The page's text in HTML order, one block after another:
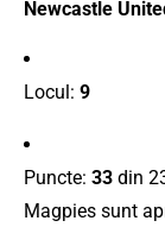
Newcastle
Locul: 9
Puncte: 33 din
Magpies sunt